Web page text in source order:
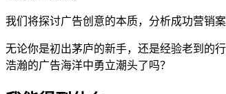
我们将探讨广告创意的本质，分析成功营销
无论你是初出茅庐的新手，还是经验老到的
浩瀚的广告海洋中勇立潮头了吗？